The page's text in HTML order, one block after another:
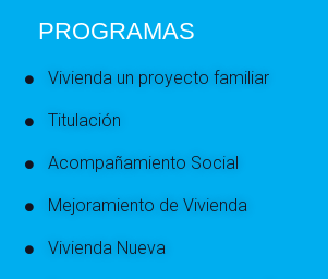
PROGRAMAS
Vivienda un proyecto familiar
Titulación
Acompañamiento Social
Mejoramiento de Vivienda
Vivienda Nueva